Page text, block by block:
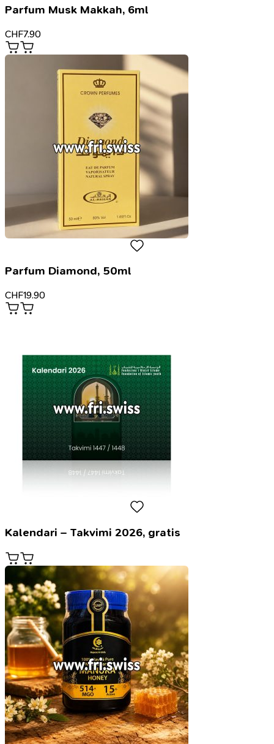
Parfum Musk Makkah, 6ml
CHF7.90
Parfum Diamond, 50ml
CHF19.90
Kalendari – Takvimi 2026, gratis